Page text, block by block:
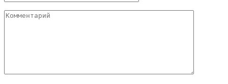
Комментарий